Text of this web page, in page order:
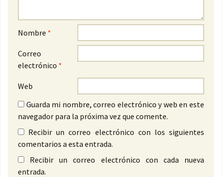
Nombre *
Correo
electrónico *
Web
Guarda mi nombre, correo electrónico y web en este
navegador para la próxima vez que comente.
Recibir un correo electrónico con los siguientes
comentarios a esta entrada.
Recibir un correo electrónico con cada nueva
entrada.